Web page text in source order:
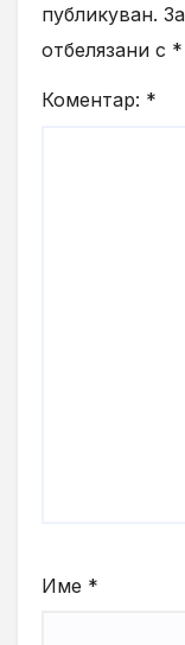
публикуван.
отбелязани с *
Коментар: *
Име *